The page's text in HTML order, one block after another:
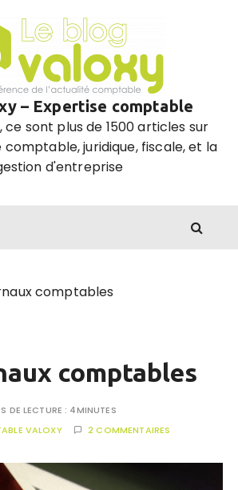
– Expertise comptable
ce sont plus de 1500 articles sur
juridique, fiscale, et la
d'entreprise
comptables
comptables
DE LECTURE : 4MINUTES
VALOXY 2 COMMENTAIRES